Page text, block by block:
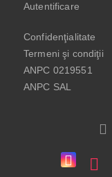
Autentificare
Confidenţialitate
Termeni şi condiţii
ANPC 0219551
ANPC SAL